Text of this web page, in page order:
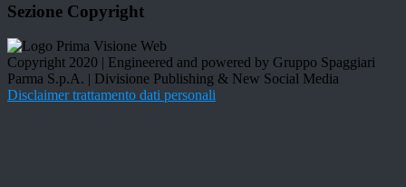
Sezione Copyright
Copyright 2020 | Engineered and powered by Gruppo Spaggiari
Parma S.p.A. | Divisione Publishing & New Social Media
Disclaimer trattamento dati personali